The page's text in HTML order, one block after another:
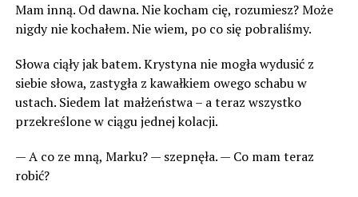
Mam inną. Od dawna. Nie kocham cię, rozumiesz? Może
nigdy nie kochałem. Nie wiem, po co się pobraliśmy.
Słowa ciąły jak batem. Krystyna nie mogła wydusić z
siebie słowa, zastygła z kawałkiem owego schabu w
ustach. Siedem lat małżeństwa – a teraz wszystko
przekreślone w ciągu jednej kolacji.
— A co ze mną, Marku? — szepnęła. — Co mam teraz
robić?